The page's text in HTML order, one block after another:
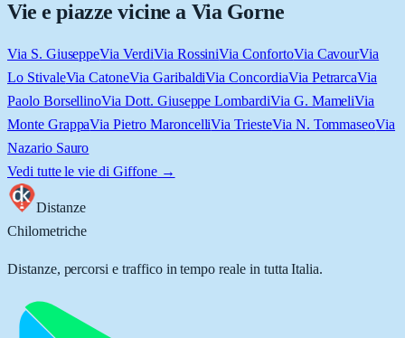
Vie e piazze vicine a Via Gorne
Via S. GiuseppeVia VerdiVia RossiniVia ConfortoVia CavourVia
Lo StivaleVia CatoneVia GaribaldiVia ConcordiaVia PetrarcaVia
Paolo BorsellinoVia Dott. Giuseppe LombardiVia G. MameliVia
Monte GrappaVia Pietro MaroncelliVia TriesteVia N. TommaseoVia
Nazario Sauro
Vedi tutte le vie di Giffone→
Distanze
Chilometriche
Distanze, percorsi e traffico in tempo reale in tutta Italia.